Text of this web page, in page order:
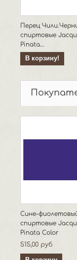
Перец
спиртовые
Pinata...
В корзину!
Сине-
спиртовые
Pinata Color
515,00 руб